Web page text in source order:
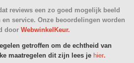
reviews een zo goed mogelijk beeld
service. Onze beoordelingen worden
door WebwinkelKeur.
getroffen om de echtheid van
maatregelen dit zijn lees je hier.